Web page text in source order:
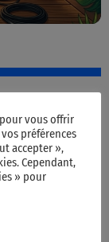
vous offrir
préférences
accepter »,
Cependant,
» pour